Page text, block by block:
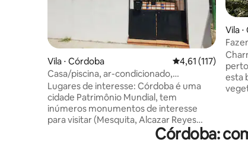
Vila ⋅ Córdoba 4,61 de uma
4,61 (117)
Casa/piscina, ar-condicionado,
estacionamento na porta
Lugares de interesse: Córdoba é uma
cidade Patrimônio Mundial, tem
inúmeros monumentos de interesse
para visitar (Mesquita, Alcazar Reyes
Cristianos, bairro judeu, Ciudad Califal
Medina Azahara etc.) 50 metros da casa,
Vila
esta
Córdoba: